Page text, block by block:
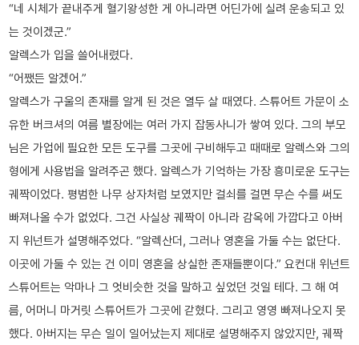
“네 시체가 끝내주게 혈기왕성한 게 아니라면 어딘가에 실려 운송되고 있
는 것이겠군.”
알렉스가 입을 쓸어내렸다.
“어쨌든 알겠어.”
알렉스가 구울의 존재를 알게 된 것은 열두 살 때였다. 스튜어트 가문이 소
유한 버크셔의 여름 별장에는 여러 가지 잡동사니가 쌓여 있다. 그의 부모
님은 가업에 필요한 모든 도구를 그곳에 구비해두고 때때로 알렉스와 그의
형에게 사용법을 알려주곤 했다. 알렉스가 기억하는 가장 흥미로운 도구는
궤짝이었다. 평범한 나무 상자처럼 보였지만 걸쇠를 걸면 무슨 수를 써도
빠져나올 수가 없었다. 그건 사실상 궤짝이 아니라 감옥에 가깝다고 아버
지 위넌트가 설명해주었다. “알렉산더, 그러나 영혼을 가둘 수는 없단다.
이곳에 가둘 수 있는 건 이미 영혼을 상실한 존재들뿐이다.” 요컨대 위넌트
스튜어트는 악마나 그 엇비슷한 것을 말하고 싶었던 것일 테다. 그 해 여
름, 어머니 마거릿 스튜어트가 그곳에 갇혔다. 그리고 영영 빠져나오지 못
했다. 아버지는 무슨 일이 일어났는지 제대로 설명해주지 않았지만, 궤짝